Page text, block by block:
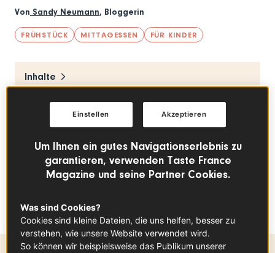
Von Sandy Neumann, Bloggerin
FRÜHSTÜCK MITTAGESSEN FÜR KINDER
Inhalte
Die Bento-Box mit den klein geschnittenen,
und bis zum Transport im Kühlschrank
aufbewahren.Alle Zutaten für die Bento-Box
andere ersetzt werden.
Um Ihnen ein gutes Navigationserlebnis zu
garantieren, verwenden Taste France
Magazine und seine Partner Cookies.
Was sind Cookies?
Cookies sind kleine Dateien, die uns helfen, besser zu
verstehen, wie unsere Website verwendet wird.
So können wir beispielsweise das Publikum unserer
Akzeptieren
Einstellen